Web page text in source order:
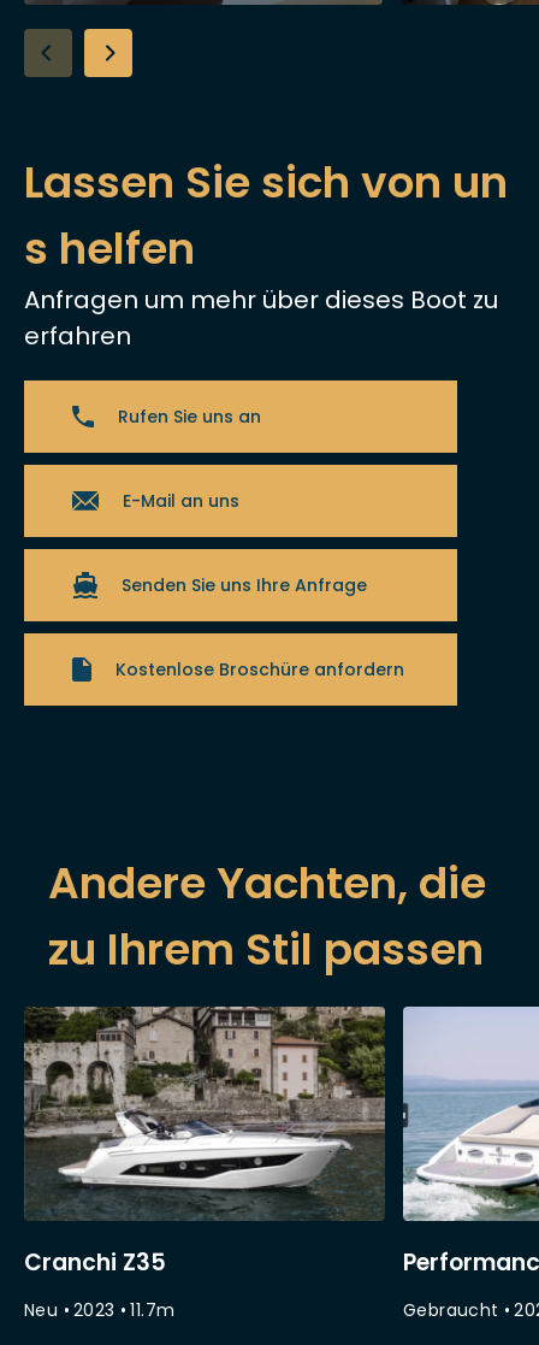
Lassen Sie sich von un
s helfen
Anfragen um mehr über dieses Boot zu
erfahren
Rufen Sie uns an
E-Mail an uns
Senden Sie uns Ihre Anfrage
Kostenlose Broschüre anfordern
Andere Yachten, die
zu Ihrem Stil passen
Cranchi Z35
Neu • 2023 • 11.7m
Gebraucht •